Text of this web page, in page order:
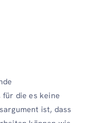
die es keine
ist, dass